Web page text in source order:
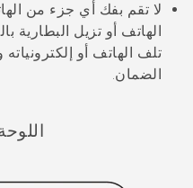
لا تقم بفك أي جزء من
الهاتف أو تزيل البطارية
تلف الهاتف أو
الضمان.